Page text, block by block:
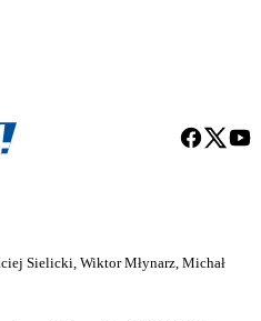
Sielicki, Wiktor Młynarz, Michał